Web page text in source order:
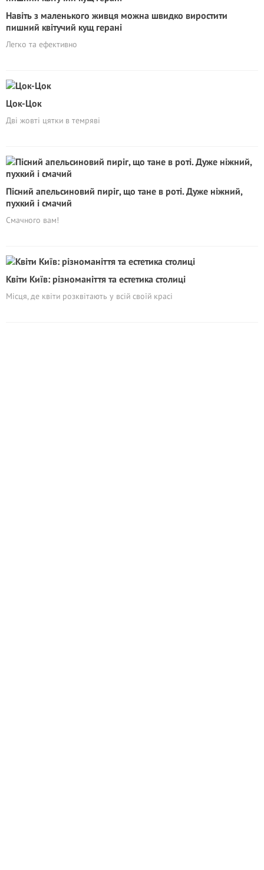
Навіть з маленького живця можна швидко виростити
пишний квітучий кущ герані
Легко та ефективно
Цок-Цок
Дві жовті цятки в темряві
Пісний апельсиновий пиріг, що тане в роті. Дуже ніжний,
пухкий і смачий
Смачного вам!
Квіти Київ: різноманіття та естетика столиці
Місця, де квіти розквітають у всій своїй красі